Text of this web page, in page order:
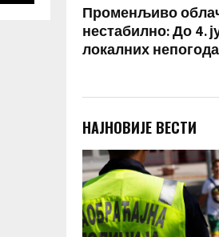
Променљиво
нестабилно: До 4.
локалних непогода
НАЈНОВИЈЕ ВЕСТИ